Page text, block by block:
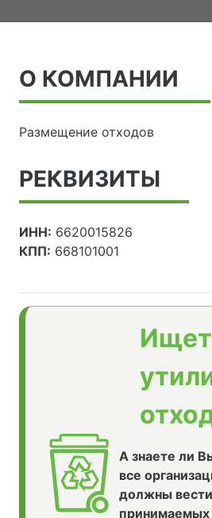
О КОМПАНИИ
Размещение отходов
РЕКВИЗИТЫ
ИНН: 6620015826
КПП: 668101001
А знаете ли
все
должны
принимаемых